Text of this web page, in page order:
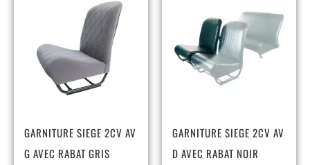
GARNITURE SIEGE 2CV AV
G AVEC RABAT GRIS
GARNITURE SIEGE 2CV AV
D AVEC RABAT NOIR